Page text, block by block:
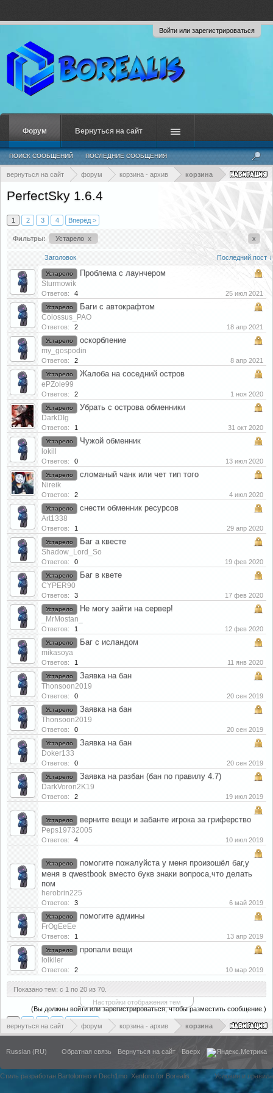
Войти или зарегистрироваться
вернуться на сайт форум корзина - архив корзина
PerfectSky 1.6.4
1 2 3 4 Вперёд >
Фильтры: Устарело x x
Заголовок Последний пост ↓
Устарело Проблема с лаунчером
Sturmowik
Ответов: 4 25 июл 2021
Устарело Баги с автокрафтом
Colossus_PAO
Ответов: 2 18 апр 2021
Устарело оскорбление
my_gospodin
Ответов: 2 8 апр 2021
Устарело Жалоба на соседний остров
ePZole99
Ответов: 2 1 ноя 2020
Устарело Убрать с острова обменники
DarkDIg
Ответов: 1 31 окт 2020
Устарело Чужой обменник
lokill
Ответов: 0 13 июл 2020
Устарело сломаный чанк или чет тип того
Nireik
Ответов: 2 4 июл 2020
Устарело снести обменник ресурсов
Art1338
Ответов: 1 29 апр 2020
Устарело Баг а квесте
Shadow_Lord_So
Ответов: 0 19 фев 2020
Устарело Баг в квете
CYPER90
Ответов: 3 17 фев 2020
Устарело Не могу зайти на сервер!
_MrMostan_
Ответов: 1 12 фев 2020
Устарело Баг с исландом
mikasoya
Ответов: 1 11 янв 2020
Устарело Заявка на бан
Thonsoon2019
Ответов: 0 20 сен 2019
Устарело Заявка на бан
Thonsoon2019
Ответов: 0 20 сен 2019
Устарело Заявка на бан
Doker133
Ответов: 0 20 сен 2019
Устарело Заявка на разбан (бан по правилу 4.7)
DarkVoron2K19
Ответов: 2 19 июл 2019
Устарело верните вещи и забанте игрока за гриферство
Peps19732005
Ответов: 4 10 июл 2019
Устарело
помогите пожалуйста у меня произошёл баг,у
меня в qwestbook вместо букв знаки вопроса,что делать
пом
herobrin225
Ответов: 3 6 май 2019
Устарело помогите админы
FrOgEeEe
Ответов: 1 13 апр 2019
Устарело пропали вещи
lolkiler
Ответов: 2 10 мар 2019
Показано тем: с 1 по 20 из 70.
Настройки отображения тем
(Вы должны войти или зарегистрироваться, чтобы разместить сообщение.)
4 Вперёд >
вернуться на сайт форум корзина - архив корзина
Форум
ПОИСК СООБЩЕНИЙ ПОСЛЕДНИЕ СООБЩЕНИЯ
Вернуться на сайт
Russian (RU) Обратная связь Вернуться на сайт Вверх
Стиль разработан Bartolomeo и Dech1mo Xenforo for Borealis Условия и правила